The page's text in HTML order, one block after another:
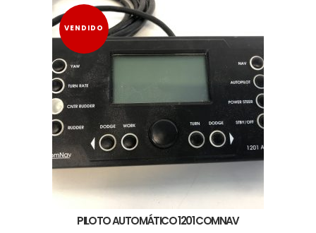
VENDIDO
PILOTO AUTOMÁTICO 1201 COMNAV